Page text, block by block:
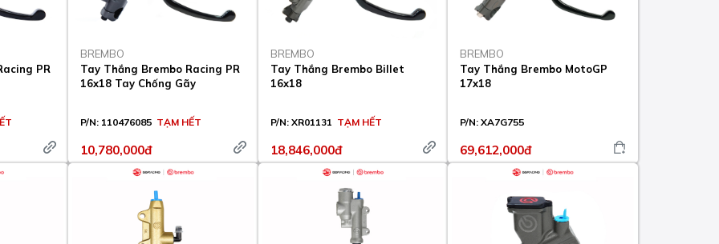
PR
BREMBO
Tay Thắng Brembo Racing PR
16x18 Tay Chống Gãy
P/N: 110476085 TẠM HẾT
10,780,000đ
BREMBO
Tay Thắng Brembo Billet
16x18
P/N: XR01131 TẠM HẾT
18,846,000đ
BREMBO
Tay Thắng Brembo MotoGP
17x18
P/N: XA7G755
69,612,000đ